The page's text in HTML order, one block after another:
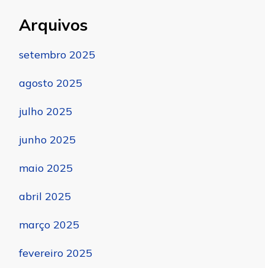
Arquivos
setembro 2025
agosto 2025
julho 2025
junho 2025
maio 2025
abril 2025
março 2025
fevereiro 2025